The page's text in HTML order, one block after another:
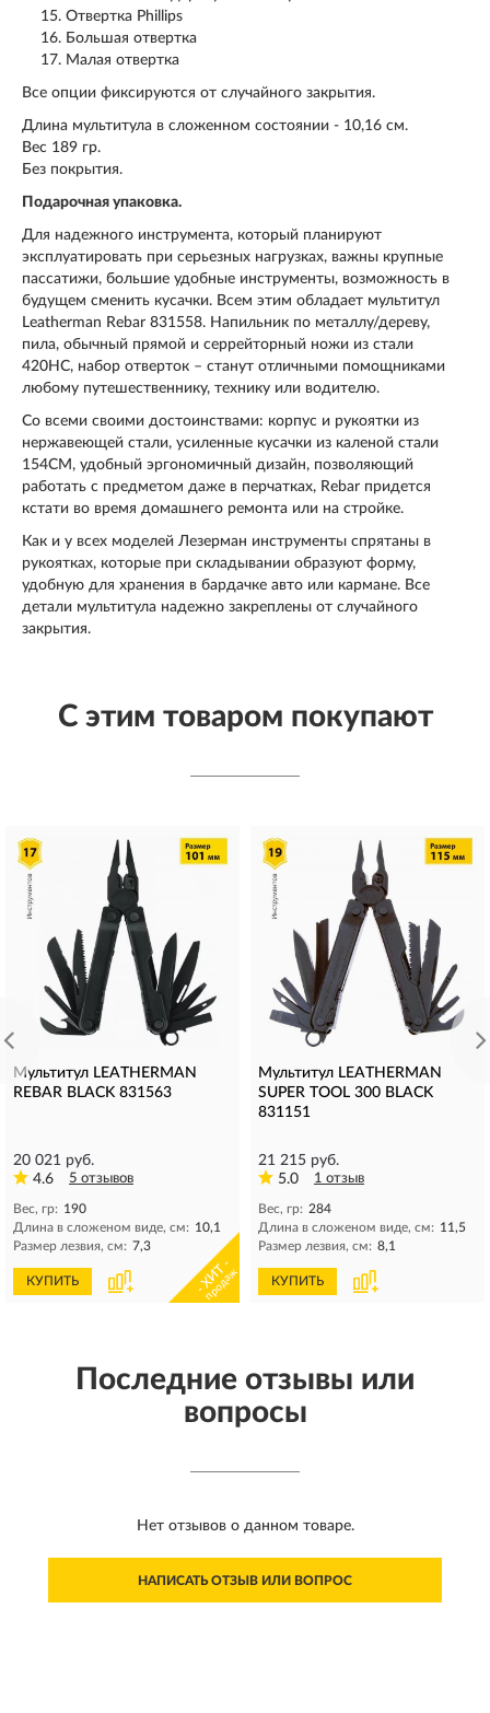
Отвертка Phillips
Большая отвертка
Малая отвертка
Все опции фиксируются от случайного закрытия.
Длина мультитула в сложенном состоянии - 10,16 см.
Вес 189 гр.
Без покрытия.
Подарочная упаковка.
Для надежного инструмента, который планируют
эксплуатировать при серьезных нагрузках, важны крупные
пассатижи, большие удобные инструменты, возможность в
будущем сменить кусачки. Всем этим обладает мультитул
Leatherman Rebar 831558. Напильник по металлу/дереву,
пила, обычный прямой и серрейторный ножи из стали
420HC, набор отверток – станут отличными помощниками
любому путешественнику, технику или водителю.
Со всеми своими достоинствами: корпус и рукоятки из
нержавеющей стали, усиленные кусачки из каленой стали
154CM, удобный эргономичный дизайн, позволяющий
работать с предметом даже в перчатках, Rebar придется
кстати во время домашнего ремонта или на стройке.
Как и у всех моделей Лезерман инструменты спрятаны в
рукоятках, которые при складывании образуют форму,
удобную для хранения в бардачке авто или кармане. Все
детали мультитула надежно закреплены от случайного
закрытия.
С этим товаром покупают
Мультитул LEATHERMAN
REBAR BLACK 831563
20 021 руб.
4.6
5 отзывов
Вес, гр: 190
Длина в сложеном виде, см: 10,1
Размер лезвия, см: 7,3
КУПИТЬ - ХИТ -
продаж
Мультитул LEATHERMAN
SUPER TOOL 300 BLACK
831151
21 215 руб.
5.0
1 отзыв
Вес, гр: 284
Длина в сложеном виде, см: 11,5
Размер лезвия, см: 8,1
КУПИТЬ
Последние отзывы или
вопросы
Нет отзывов о данном товаре.
НАПИСАТЬ ОТЗЫВ ИЛИ ВОПРОС